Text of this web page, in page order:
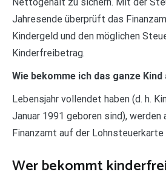
Jahresende überprüft das
Kindergeld und den möglichen
Kinderfreibetrag.
Wie bekomme ich das ganze
Lebensjahr vollendet haben (d. h.
Januar 1991 geboren sind), werden
Finanzamt auf der Lohnsteuerkarte
Wer bekommt